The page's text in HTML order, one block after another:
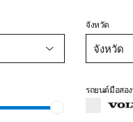
จังหวัด
รถยนต์มือสอ